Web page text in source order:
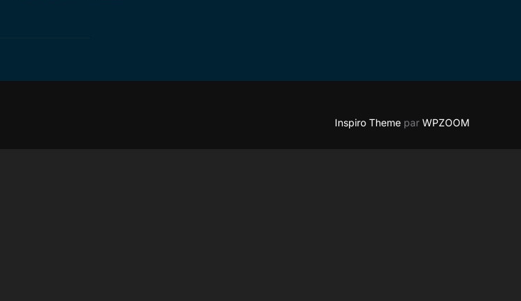
Inspiro Theme par WPZOOM